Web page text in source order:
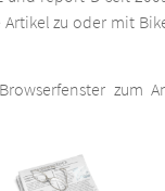
zu oder mit
zum